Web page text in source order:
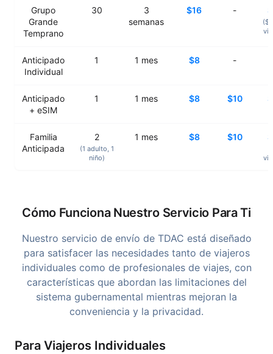
Grupo
Grande
Temprano
30
3
semanas
$16 -
Anticipado
Individual
1 1 mes $8 -
Anticipado
+ eSIM
1 1 mes $8 $10
Familia
Anticipada
2
(1 adulto, 1
niño)
1 mes $8 $10
Cómo Funciona Nuestro Servicio Para Ti
Nuestro servicio de envío de TDAC está diseñado
para satisfacer las necesidades tanto de viajeros
individuales como de profesionales de viajes, con
características que abordan las limitaciones del
sistema gubernamental mientras mejoran la
conveniencia y la privacidad.
Para Viajeros Individuales